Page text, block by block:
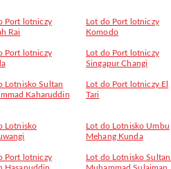
Port lotniczy
Rai
Lot do Port lotniczy
Komodo
Port lotniczy
Lot do Port lotniczy
Singapur Changi
Lotnisko Sultan
Kaharuddin
Lot do Port lotniczy El
Tari
Lotnisko
Lot do Lotnisko Umbu
Mehang Kunda
Port lotniczy
Lot do Lotnisko